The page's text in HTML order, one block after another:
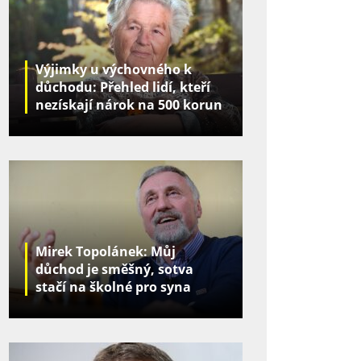
Výjimky u výchovného k
důchodu: Přehled lidí, kteří
nezískají nárok na 500 korun
za děti
Mirek Topolánek: Můj
důchod je směšný, sotva
stačí na školné pro syna